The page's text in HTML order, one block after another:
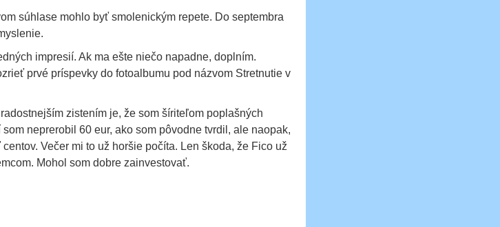
súhlase mohlo byť smolenickým repete. Do septembra
impresií. Ak ma ešte niečo napadne, doplním.
prvé príspevky do fotoalbumu pod názvom Stretnutie v
zistením je, že som šíriteľom poplašných
som neprerobil 60 eur, ako som pôvodne tvrdil, ale naopak,
Večer mi to už horšie počíta. Len škoda, že Fico už
Mohol som dobre zainvestovať.